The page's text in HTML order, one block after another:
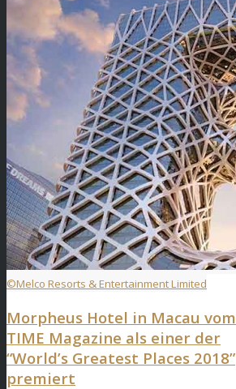
©Melco Resorts & Entertainment Limited
Morpheus Hotel in Macau vom
TIME Magazine als einer der
“World’s Greatest Places 2018”
premiert